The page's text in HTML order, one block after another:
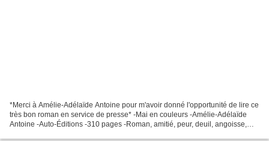
*Merci à Amélie-Adélaïde Antoine pour m'avoir donné l'opportunité de lire ce
très bon roman en service de presse* -Mai en couleurs -Amélie-Adélaïde
Antoine -Auto-Éditions -310 pages -Roman, amitié, peur, deuil, angoisse,